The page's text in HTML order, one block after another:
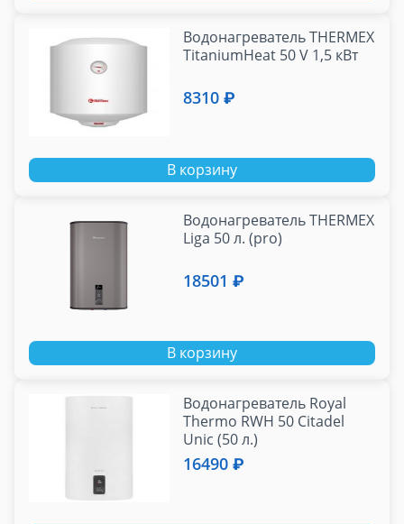
Водонагреватель THERMEX
TitaniumHeat 50 V 1,5 кВт
8310 ₽
В корзину
Водонагреватель THERMEX
Liga 50 л. (pro)
18501 ₽
В корзину
Водонагреватель Royal
Thermo RWH 50 Citadel
Unic (50 л.)
16490 ₽